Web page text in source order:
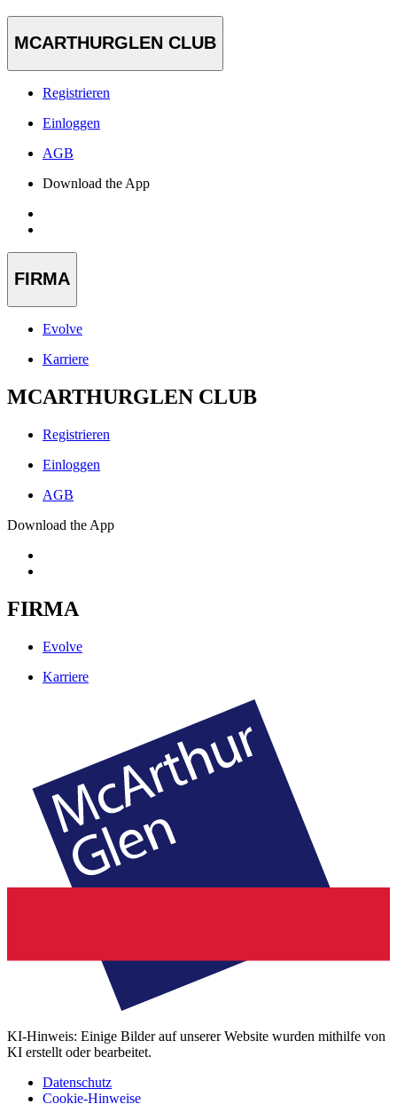
MCARTHURGLEN CLUB
Registrieren
Einloggen
AGB
Download the App
FIRMA
Evolve
Karriere
MCARTHURGLEN CLUB
Registrieren
Einloggen
AGB
Download the App
FIRMA
Evolve
Karriere
KI-Hinweis: Einige Bilder auf unserer Website wurden mithilfe von
KI erstellt oder bearbeitet.
Datenschutz
Cookie-Hinweise